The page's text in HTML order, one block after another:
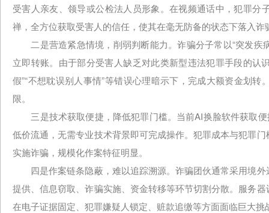
受害人亲友、领导或公检法人员形象。在视频通话中，犯罪
禅，全方位获取受害人的信任，使其在毫无防备的状态下落入诈
二是营造紧急情境，削弱判断能力。诈骗分子常以“突发疾
立即转账。由于部分受害人缺乏对此类新型违法犯罪手段的认
假”“不想耽误别人事情”等错误心理暗示下，完成大额资金划
限。
三是技术获取便捷，降低犯罪门槛。当前AI换脸软件获取便
低价流通，无需专业技术背景即可完成操作。犯罪成本与犯罪
实施诈骗，规模化作案特征明显。
四是作案链条隐蔽，难以追踪溯源。诈骗团伙通常采用境外
提供、信息窃取、诈骗实施、资金转移等环节切割分散。服务
在电子证据固定、犯罪嫌疑人锁定、赃款追缴等方面面临巨大挑